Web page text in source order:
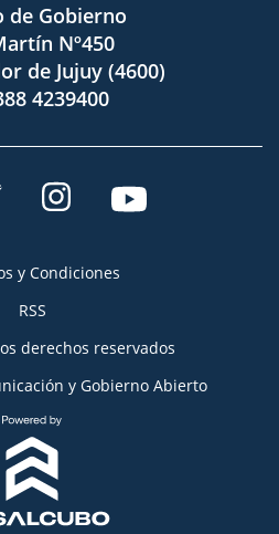
de Gobierno
Nº450
de Jujuy (4600)
4239400
y Condiciones
RSS
derechos reservados
y Gobierno Abierto